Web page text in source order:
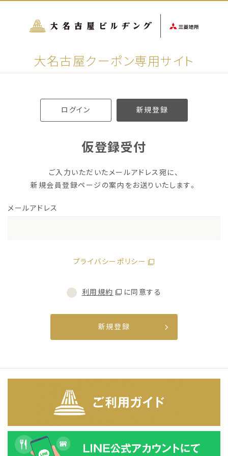
大名古屋クーポン専用サイト
ログイン 新規登録
仮登録受付
ご入力いただいたメールアドレス宛に、
新規会員登録ページの案内をお送りいたします。
メールアドレス
プライバシーポリシー
利用規約 に同意する
新規登録